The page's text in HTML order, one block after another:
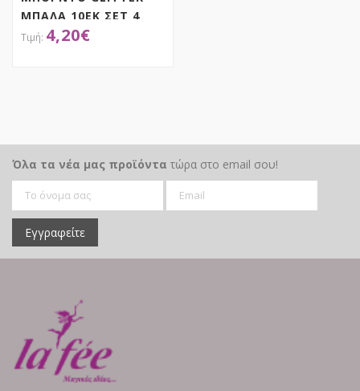
ΜΠΑΛΑ 10ΕΚ ΣΕΤ 4
4,20€
Όλα τα νέα μας προϊόντα τώρα στο email σου!
Εγγραφείτε